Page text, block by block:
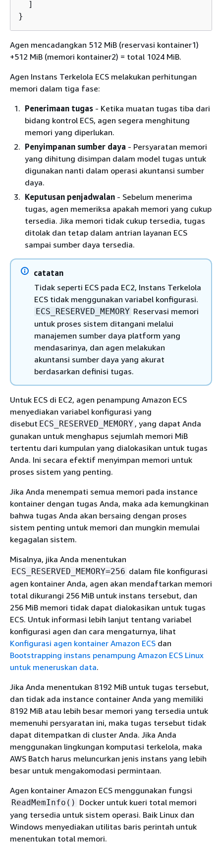
  ]
}
Agen mencadangkan 512 MiB (reservasi kontainer1)
+512 MiB (memori kontainer2) = total 1024 MiB.
Agen Instans Terkelola ECS melakukan perhitungan
memori dalam tiga fase:
Penerimaan tugas - Ketika muatan tugas tiba dari
bidang kontrol ECS, agen segera menghitung
memori yang diperlukan.
Penyimpanan sumber daya - Persyaratan memori
yang dihitung disimpan dalam model tugas untuk
digunakan nanti dalam operasi akuntansi sumber
daya.
Keputusan penjadwalan - Sebelum menerima
tugas, agen memeriksa apakah memori yang cukup
tersedia. Jika memori tidak cukup tersedia, tugas
ditolak dan tetap dalam antrian layanan ECS
sampai sumber daya tersedia.
catatan
Tidak seperti ECS pada EC2, Instans Terkelola
ECS tidak menggunakan variabel konfigurasi.
ECS_RESERVED_MEMORY Reservasi memori
untuk proses sistem ditangani melalui
manajemen sumber daya platform yang
mendasarinya, dan agen melakukan
akuntansi sumber daya yang akurat
berdasarkan definisi tugas.
Untuk ECS di EC2, agen penampung Amazon ECS
menyediakan variabel konfigurasi yang
disebut ECS_RESERVED_MEMORY , yang dapat Anda
gunakan untuk menghapus sejumlah memori MiB
tertentu dari kumpulan yang dialokasikan untuk tugas
Anda. Ini secara efektif menyimpan memori untuk
proses sistem yang penting.
Jika Anda menempati semua memori pada instance
kontainer dengan tugas Anda, maka ada kemungkinan
bahwa tugas Anda akan bersaing dengan proses
sistem penting untuk memori dan mungkin memulai
kegagalan sistem.
Misalnya, jika Anda menentukan
ECS_RESERVED_MEMORY=256 dalam file konfigurasi
agen kontainer Anda, agen akan mendaftarkan memori
total dikurangi 256 MiB untuk instans tersebut, dan
256 MiB memori tidak dapat dialokasikan untuk tugas
ECS. Untuk informasi lebih lanjut tentang variabel
konfigurasi agen dan cara mengaturnya, lihat
Konfigurasi agen kontainer Amazon ECS dan
Bootstrapping instans penampung Amazon ECS Linux
untuk meneruskan data.
Jika Anda menentukan 8192 MiB untuk tugas tersebut,
dan tidak ada instance container Anda yang memiliki
8192 MiB atau lebih besar memori yang tersedia untuk
memenuhi persyaratan ini, maka tugas tersebut tidak
dapat ditempatkan di cluster Anda. Jika Anda
menggunakan lingkungan komputasi terkelola, maka
AWS Batch harus meluncurkan jenis instans yang lebih
besar untuk mengakomodasi permintaan.
Agen kontainer Amazon ECS menggunakan fungsi
ReadMemInfo() Docker untuk kueri total memori
yang tersedia untuk sistem operasi. Baik Linux dan
Windows menyediakan utilitas baris perintah untuk
menentukan total memori.